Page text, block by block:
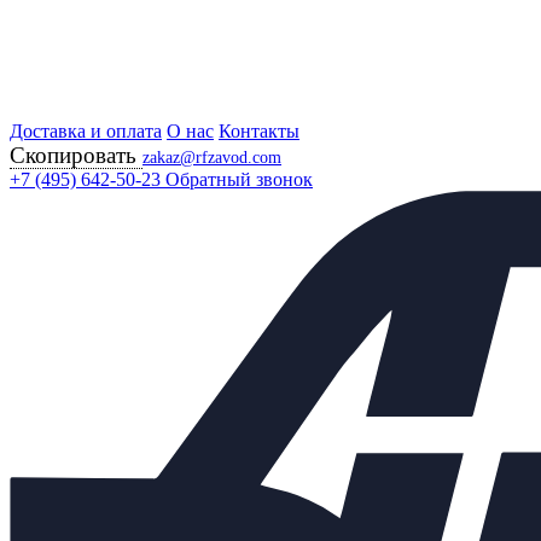
Доставка и оплата О нас Контакты
Скопировать zakaz@rfzavod.com
+7 (495) 642-50-23 Обратный звонок
Главная
Продукция
Регулирующая арматура
Регуляторы "после себя"
Регулятор расхода и
давления УРРД (РПД)
&quot;после себя&quot; НО
Ду20 Ру16 чугунный
универсальный